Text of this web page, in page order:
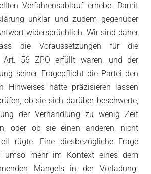
Verfahrensablauf erhebe. Damit
unklar und zudem gegenüber
widersprüchlich. Wir sind daher
die Voraussetzungen für die
Art. 56 ZPO erfüllt waren, und der
seiner Fragepflicht die Partei den
Hinweises hätte präzisieren lassen
ob sie sich darüber beschwerte,
der Verhandlung zu wenig Zeit
oder ob sie einen anderen, nicht
rügte. Eine diesbezügliche Frage
umso mehr im Kontext eines dem
Mangels in der Vorladung.